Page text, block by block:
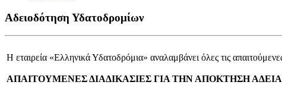
Αδειοδότηση Υδατοδρομίων
Η εταιρεία «Ελληνικά Υδατοδρόμια» αναλαμβάνει όλες τις
ΑΠΑΙΤΟΥΜΕΝΕΣ ΔIΑΔIΚΑΣΙΕΣ ΓΙΑ ΤΗΝ ΑΠΟΚΤΗΣΗ